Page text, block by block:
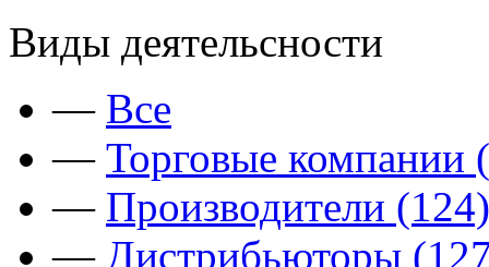
Виды деятельсности
— Все
— Торговые компании
— Производители (124)
— Дистрибьюторы